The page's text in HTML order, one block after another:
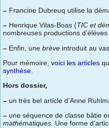
– Francine Dubreuq utilise la
– Henrique Vilas-Boas (TIC et
nombreuses productions
– Enfin, une brève introduit au
Pour mémoire, voici les articles
synthèse.
Hors dossier,
– un très bel article d’Anne
– une séquence de classe bâtie
mathématiques. Une forme